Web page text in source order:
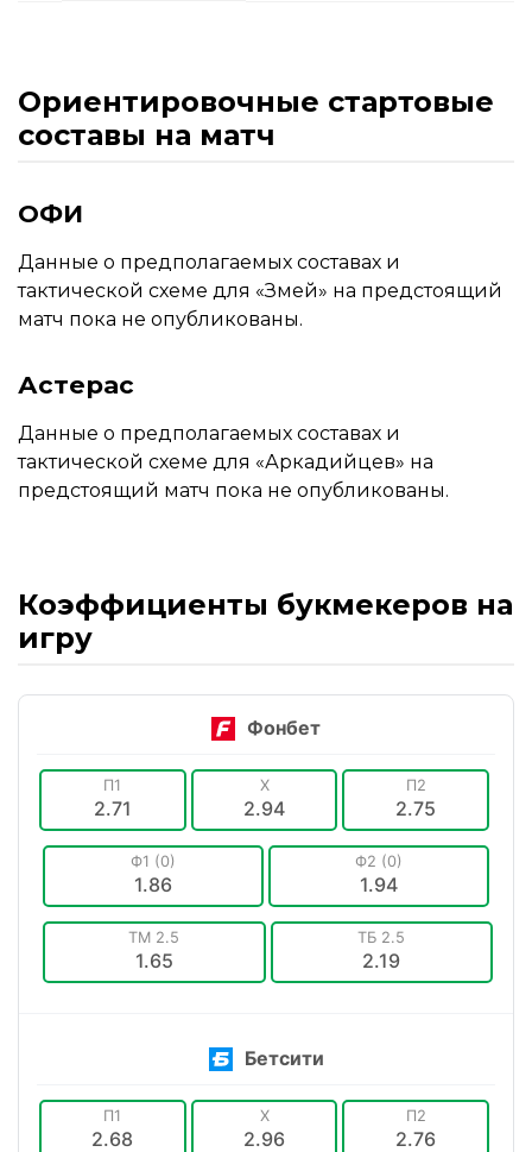
Ориентировочные стартовые
составы на матч
ОФИ
Данные о предполагаемых составах и
тактической схеме для «Змей» на предстоящий
матч пока не опубликованы.
Астерас
Данные о предполагаемых составах и
тактической схеме для «Аркадийцев» на
предстоящий матч пока не опубликованы.
Коэффициенты букмекеров на
игру
Фонбет
П1
2.71
X
2.94
П2
2.75
Ф1 (0)
1.86
Ф2 (0)
1.94
ТМ 2.5
1.65
ТБ 2.5
2.19
Бетсити
П1
2.68
X
2.96
П2
2.76